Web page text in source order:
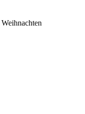
Weihnachten